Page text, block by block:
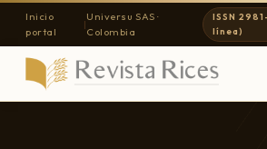
Inicio
portal
|
Universu SAS ·
Colombia
ISSN
línea)